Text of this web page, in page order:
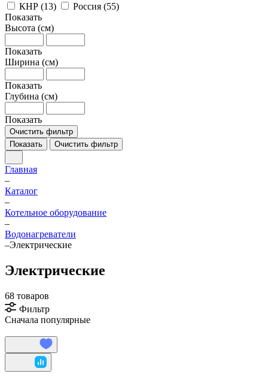
КНР (13) Россия (55)
Показать
Высота (см)
Показать
Ширина (см)
Показать
Глубина (см)
Показать
Очистить фильтр
Показать
Очистить фильтр
Главная
–
Каталог
–
Котельное оборудование
–
Водонагреватели
–Электрические
Электрические
68 товаров
Фильтр
Сначала популярные